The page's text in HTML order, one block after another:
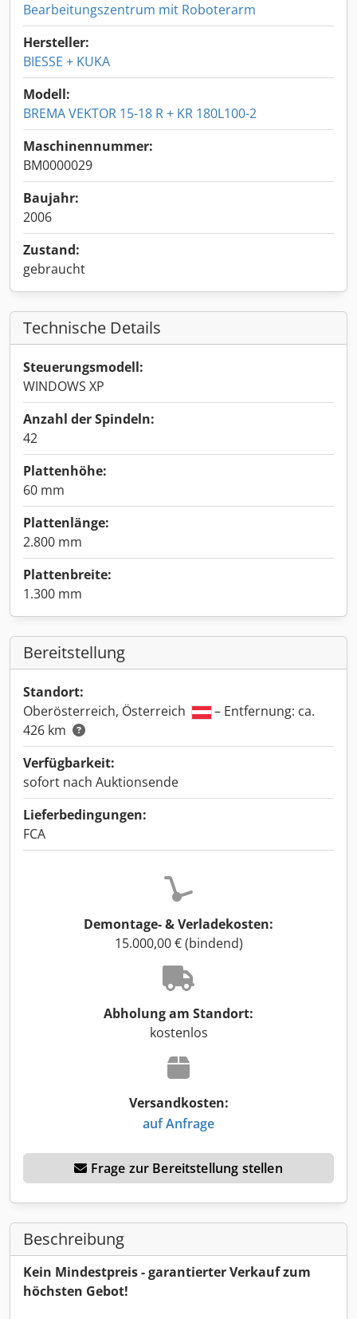
Bearbeitungszentrum mit Roboterarm
Hersteller:
BIESSE + KUKA
Modell:
BREMA VEKTOR 15-18 R + KR 180L100-2
Maschinennummer:
BM0000029
Baujahr:
2006
Zustand:
gebraucht
Technische Details
Steuerungsmodell:
WINDOWS XP
Anzahl der Spindeln:
42
Plattenhöhe:
60 mm
Plattenlänge:
2.800 mm
Plattenbreite:
1.300 mm
Bereitstellung
Standort:
Oberösterreich, Österreich
– Entfernung: ca.
426 km
Verfügbarkeit:
sofort nach Auktionsende
Lieferbedingungen:
FCA
Demontage- & Verladekosten:
15.000,00 € (bindend)
Abholung am Standort:
kostenlos
Versandkosten:
auf Anfrage
Frage zur Bereitstellung stellen
Beschreibung
Kein Mindestpreis - garantierter Verkauf zum
höchsten Gebot!